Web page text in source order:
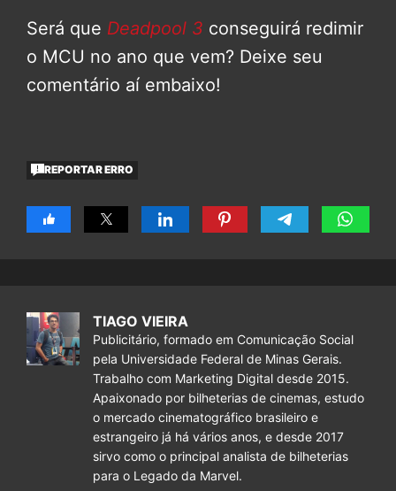
Será que Deadpool 3 conseguirá redimir
o MCU no ano que vem? Deixe seu
comentário aí embaixo!
REPORTAR ERRO
TIAGO VIEIRA
Publicitário, formado em Comunicação Social
pela Universidade Federal de Minas Gerais.
Trabalho com Marketing Digital desde 2015.
Apaixonado por bilheterias de cinemas, estudo
o mercado cinematográfico brasileiro e
estrangeiro já há vários anos, e desde 2017
sirvo como o principal analista de bilheterias
para o Legado da Marvel.